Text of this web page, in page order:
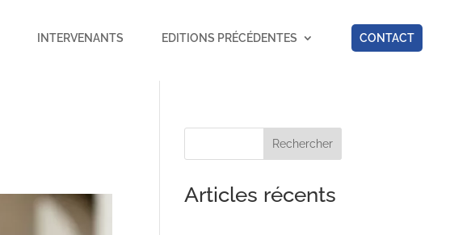
INTERVENANTS EDITIONS PRÉCÉDENTES CONTACT
Rechercher
Articles récents